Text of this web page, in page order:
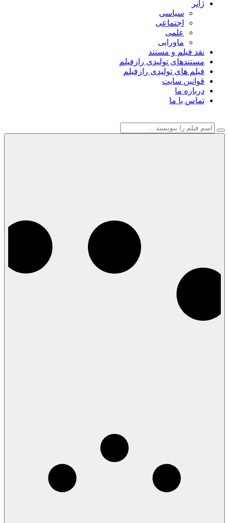
ژانر
سیاسی
اجتماعی
علمی
ماورایی
نقد فیلم و مستند
مستندهای تولیدی رازفیلم
فیلم های تولیدی رازفیلم
قوانین سایت
درباره ما
تماس با ما